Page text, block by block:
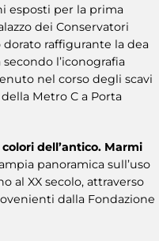
esposti per la prima
dei Conservatori
dorato raffigurante la dea
l’iconografia
nel corso degli scavi
Metro C a Porta
colori dell’antico. Marmi
panoramica sull’uso
al XX secolo, attraverso
dalla Fondazione